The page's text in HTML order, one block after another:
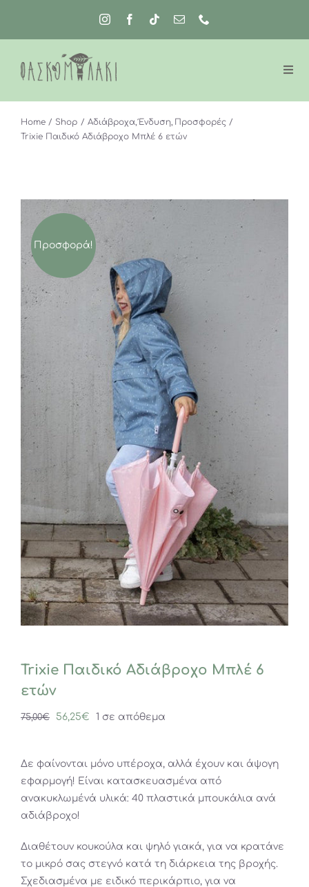
περιεχόμενο
Home Shop Αδιάβροχα Ένδυση Προσφορές
Trixie Παιδικό Αδιάβροχο Μπλέ 6 ετών
Προσφορά!
Trixie Παιδικό Αδιάβροχο Μπλέ 6
ετών
75,00€
Original
75,00€.
56,25€ Η
είναι:
56,25€.
1 σε απόθεμα
Δε φαίνονται μόνο υπέροχα, αλλά έχουν και άψογη
εφαρμογή! Είναι κατασκευασμένα από
ανακυκλωμένά υλικά: 40 πλαστικά μπουκάλια ανά
αδιάβροχο!
Διαθέτουν κουκούλα και ψηλό γιακά, για να κρατάνε
το μικρό σας στεγνό κατά τη διάρκεια της βροχής.
Σχεδιασμένα με ειδικό περικάρπιο, για να